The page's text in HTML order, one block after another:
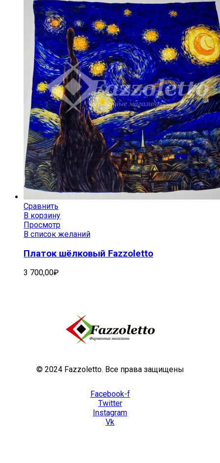
Сравнить
В корзину
Просмотр
В список желаний
Платок шёлковый Fazzoletto
3 700,00₽
© 2024 Fazzoletto. Все права защищены
Facebook-f
Twitter
Instagram
Vk